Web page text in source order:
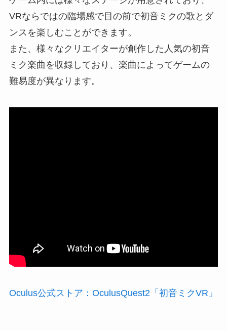
VRならではの臨場感で目の前で初音ミクの歌とダ
ンスを楽しむことができます。
また、様々なクリエイターが創作した人気の初音
ミク楽曲を収録しており、楽曲によってゲームの
難易度が異なります。
Oculus公式ストア：OculusQuest2「初音ミクVR」